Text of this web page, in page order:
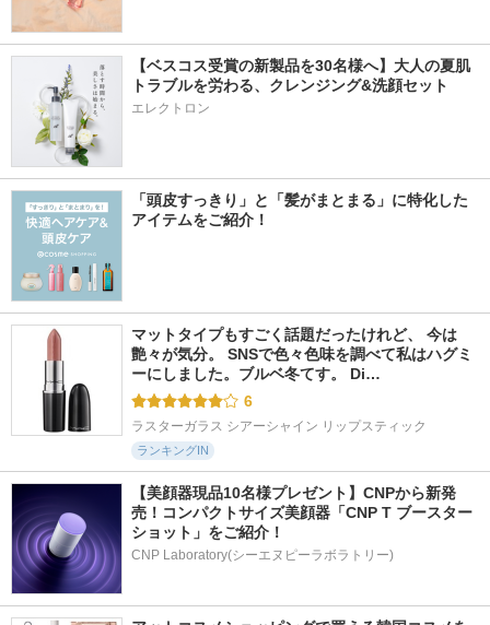
【ベスコス受賞の新製品を30名様へ】大人の夏肌
トラブルを労わる、クレンジング&洗顔セット
エレクトロン
「頭皮すっきり」と「髪がまとまる」に特化した
アイテムをご紹介！
マットタイプもすごく話題だったけれど、 今は
艶々が気分。 SNSで色々色味を調べて私はハグミ
ーにしました。ブルベ冬てす。 Di…
6
ラスターガラス シアーシャイン リップスティック
ランキングIN
【美顔器現品10名様プレゼント】CNPから新発
売！コンパクトサイズ美顔器「CNP T ブースター
ショット」をご紹介！
CNP Laboratory(シーエヌピーラボラトリー)